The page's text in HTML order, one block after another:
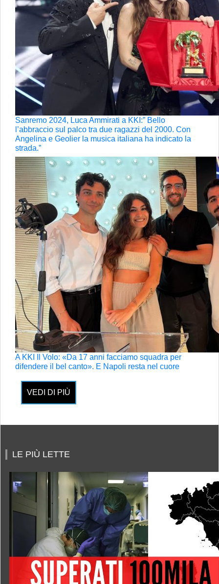
Sanremo 2024, Luca Ammirati a KKI:” Bello
l’abbraccio sul palco tra due ragazzi del 2000. Con
Angelina e Geolier la musica italiana ha indicato la
strada.”
A KKI Il Volo: «Da 17 anni facciamo squadra per
difendere il bel canto». E Napoli resta nel cuore
VEDI DI PIÙ
LE PIÙ LETTE